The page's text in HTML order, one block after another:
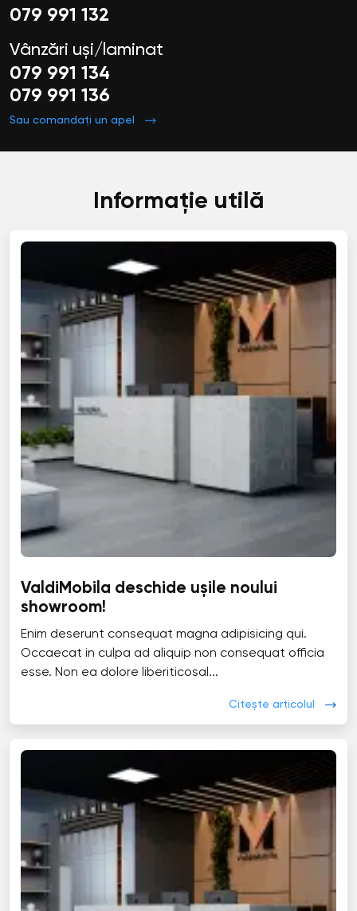
079 991 132
Vânzări uși/laminat
079 991 134
079 991 136
Sau comandați un apel
Informație utilă
ValdiMobila deschide ușile noului
showroom!
Enim deserunt consequat magna adipisicing qui.
Occaecat in culpa ad aliquip non consequat officia
esse. Non ea dolore liberiticosal...
Citește articolul